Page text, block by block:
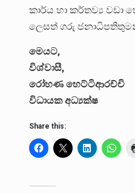
කාර්ය හා කර්තව්‍ය වඩා
ලෙසත් ගරු
මෙයට,
විශ්වාසී,
‍රෝහණ හෙට්ටිආරච්චි
විධායක අධ්‍යක්ෂ
Share this: